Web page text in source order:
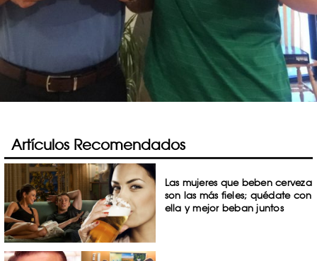
Artículos Recomendados
Las mujeres que beben cerveza
son las más fieles; quédate con
ella y mejor beban juntos